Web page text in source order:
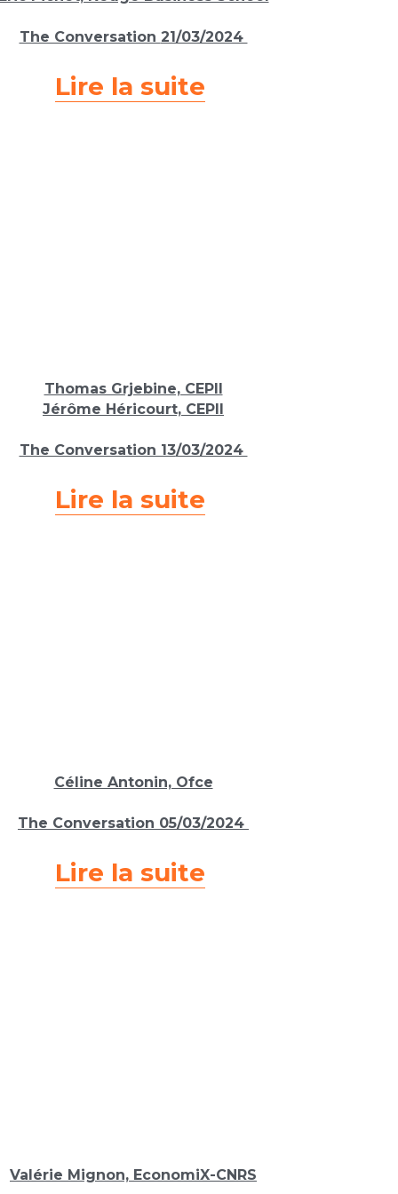
The Conversation 21/03/2024
Lire la suite
Thomas Grjebine, CEPII
Jérôme Héricourt, CEPII
The Conversation 13/03/2024
Lire la suite
Céline Antonin, Ofce
The Conversation 05/03/2024
Lire la suite
Valérie Mignon, EconomiX-CNRS